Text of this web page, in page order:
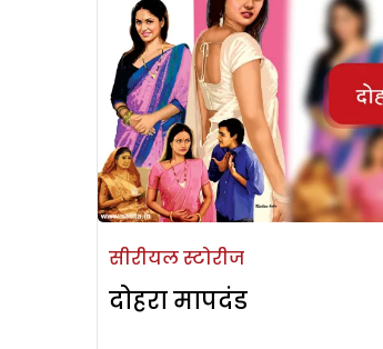
सीरीयल स्टोरीज
दोहरा मापदंड